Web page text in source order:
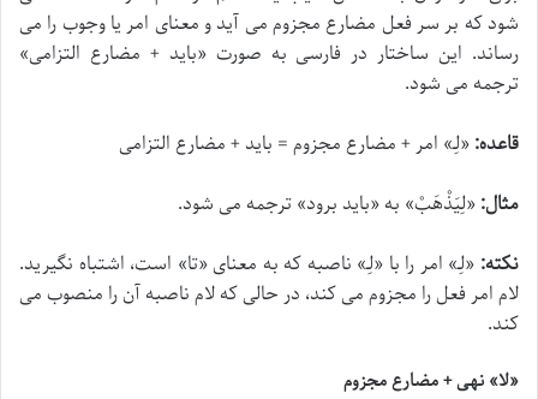
شود که بر سر فعل مضارع مجزوم می آید و معنای امر یا وجوب را می
رساند. این ساختار در فارسی به صورت «باید + مضارع التزامی»
ترجمه می شود.
قاعده:«لِ‍ـ» امر + مضارع مجزوم = باید + مضارع التزامی
مثال:«لِیَذْهَبْ» به «باید برود» ترجمه می شود.
نکته: «لِ‍ـ» امر را با «لِ‍ـ» ناصبه که به معنای «تا» است، اشتباه نگیرید.
لام امر فعل را مجزوم می کند، در حالی که لام ناصبه آن را منصوب می
کند.
«لا» نهی + مضارع مجزوم